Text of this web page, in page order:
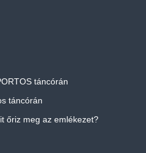
táncórán
táncórán
őriz meg az emlékezet?